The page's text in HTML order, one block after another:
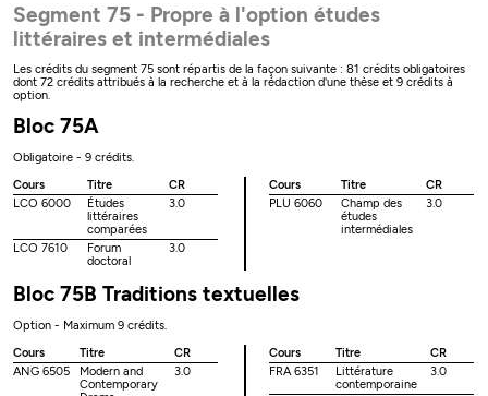
Segment 75 - Propre à l'option études
littéraires et intermédiales
Les crédits du segment 75 sont répartis de la façon suivante : 81 crédits obligatoires
dont 72 crédits attribués à la recherche et à la rédaction d'une thèse et 9 crédits à
option.
Bloc 75A
Obligatoire - 9 crédits.
Cours
Titre
CR
LCO 6000
Études
littéraires
comparées
3.0
LCO 7610
Forum
doctoral
3.0
Cours Titre
CR
PLU 6060
Champ des
études
intermédiales
3.0
Bloc 75B Traditions textuelles
Option - Maximum 9 crédits.
Cours
Titre
CR
ANG 6505
Modern and
Contemporary
3.0
Cours Titre
CR
FRA 6351
Littérature
contemporaine
3.0